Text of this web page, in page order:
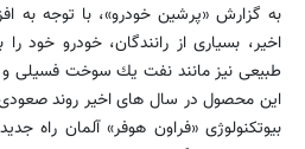
به گزارش «پرشین خودرو»، با توجه
اخیر، بسیاری از رانندگان، خودرو خود
طبیعی نیز مانند نفت یك سوخت فسیلی
این محصول در سال های اخیر روند
بیوتكنولوژی «فراون هوفر» آلمان راه